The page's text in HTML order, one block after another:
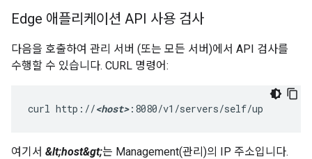
Edge 애플리케이션 API 사용 검사
다음을 호출하여 관리 서버 (또는 모든 서버)에서 API 검사를
수행할 수 있습니다. CURL 명령어:
curl http://<host>:8080/v1/servers/self/up
여기서 &lt;host&gt;는 Management(관리)의 IP 주소입니다.